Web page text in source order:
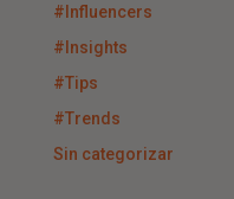
#Influencers
#Insights
#Tips
#Trends
Sin categorizar